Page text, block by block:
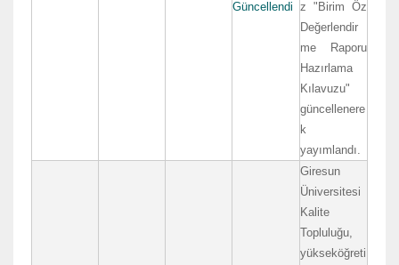
Güncellendi z "Birim Öz
Değerlendir
me Raporu
Hazırlama
Kılavuzu"
güncellenere
k
yayımlandı.
Giresun
Üniversitesi
Kalite
Topluluğu,
yükseköğreti